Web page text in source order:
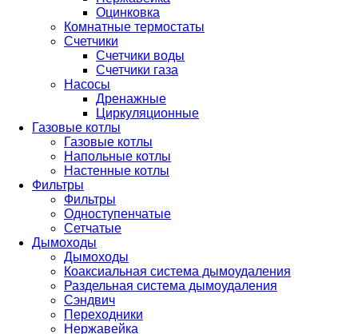
Оцинковка
Комнатные термостаты
Счетчики
Счетчики воды
Счетчики газа
Насосы
Дренажные
Циркуляционные
Газовые котлы
Газовые котлы
Напольные котлы
Настенные котлы
Фильтры
Фильтры
Одноступенчатые
Сетчатые
Дымоходы
Дымоходы
Коаксиальная система дымоудаления
Раздельная система дымоудаления
Сэндвич
Переходники
Нержавейка